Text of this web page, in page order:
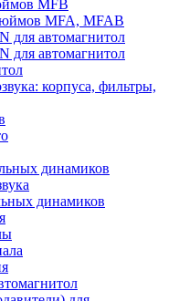
MFB
MFA, MFAB
для автомагнитол
для автомагнитол
корпуса, фильтры,
динамиков
динамиков